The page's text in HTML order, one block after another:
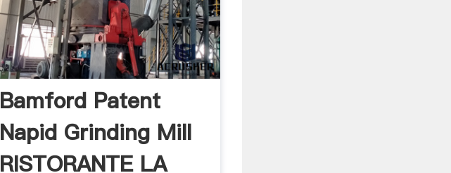
Bamford Patent
Napid Grinding Mill
RISTORANTE LA